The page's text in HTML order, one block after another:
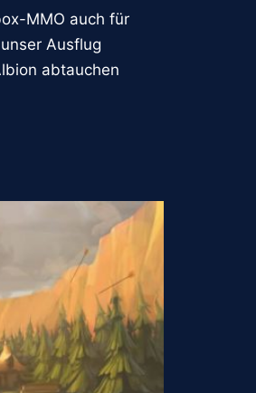
MMO auch für
Ausflug
abtauchen